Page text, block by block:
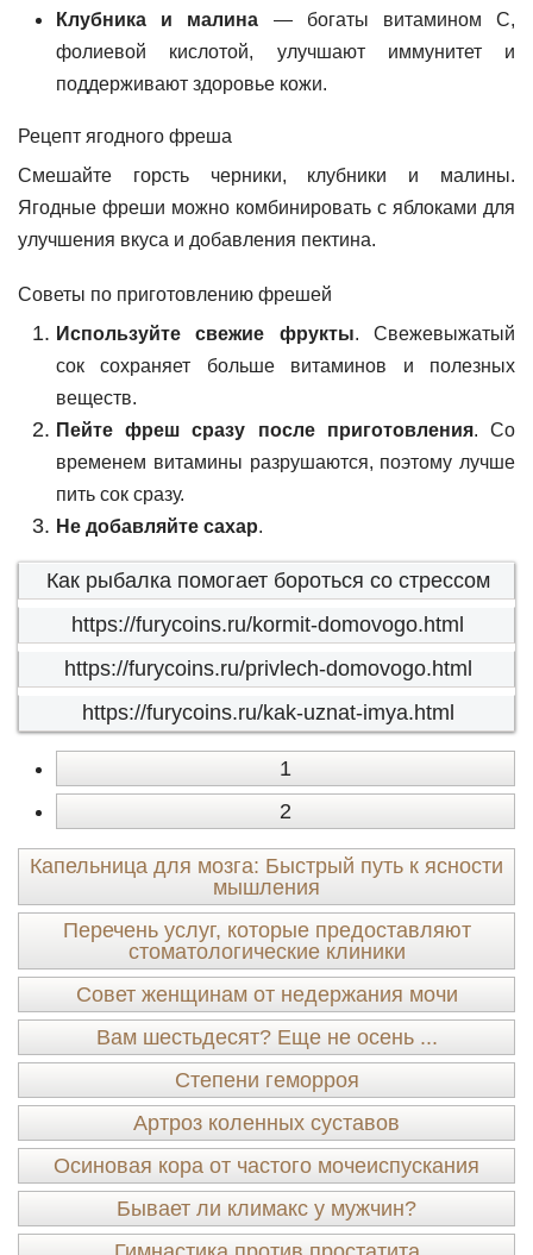
Клубника и малина — богаты витамином С,
фолиевой кислотой, улучшают иммунитет и
поддерживают здоровье кожи.
Рецепт ягодного фреша
Смешайте горсть черники, клубники и малины.
Ягодные фреши можно комбинировать с яблоками для
улучшения вкуса и добавления пектина.
Советы по приготовлению фрешей
Используйте свежие фрукты. Свежевыжатый
сок сохраняет больше витаминов и полезных
веществ.
Пейте фреш сразу после приготовления. Со
временем витамины разрушаются, поэтому лучше
пить сок сразу.
Не добавляйте сахар.
Как рыбалка помогает бороться со стрессом
https://furycoins.ru/kormit-domovogo.html
https://furycoins.ru/privlech-domovogo.html
https://furycoins.ru/kak-uznat-imya.html
1
2
Капельница для мозга: Быстрый путь к ясности
мышления
Перечень услуг, которые предоставляют
стоматологические клиники
Совет женщинам от недержания мочи
Вам шестьдесят? Еще не осень ...
Степени геморроя
Артроз коленных суставов
Осиновая кора от частого мочеиспускания
Бывает ли климакс у мужчин?